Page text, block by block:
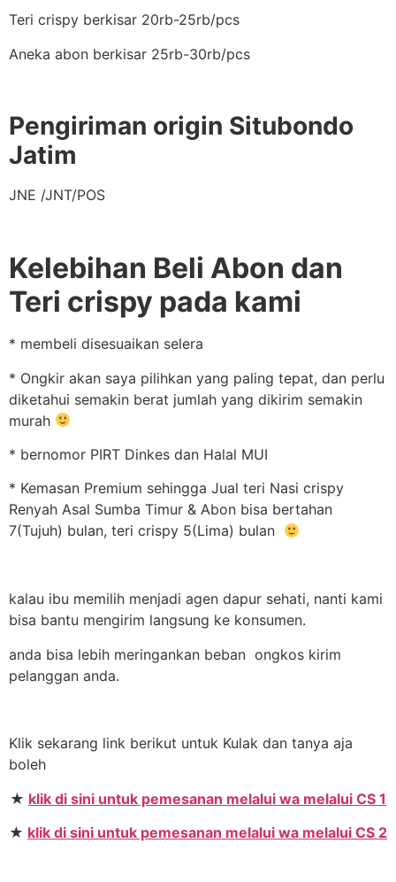
Teri crispy berkisar 20rb-25rb/pcs
Aneka abon berkisar 25rb-30rb/pcs
Pengiriman origin Situbondo
Jatim
JNE /JNT/POS
Kelebihan Beli Abon dan
Teri crispy pada kami
* membeli disesuaikan selera
* Ongkir akan saya pilihkan yang paling tepat, dan perlu
diketahui semakin berat jumlah yang dikirim semakin
murah
* bernomor PIRT Dinkes dan Halal MUI
* Kemasan Premium sehingga Jual teri Nasi crispy
Renyah Asal Sumba Timur & Abon bisa bertahan
7(Tujuh) bulan, teri crispy 5(Lima) bulan
kalau ibu memilih menjadi agen dapur sehati, nanti kami
bisa bantu mengirim langsung ke konsumen.
anda bisa lebih meringankan beban ongkos kirim
pelanggan anda.
Klik sekarang link berikut untuk Kulak dan tanya aja
boleh
★ klik di sini untuk pemesanan melalui wa melalui CS 1
★ klik di sini untuk pemesanan melalui wa melalui CS 2